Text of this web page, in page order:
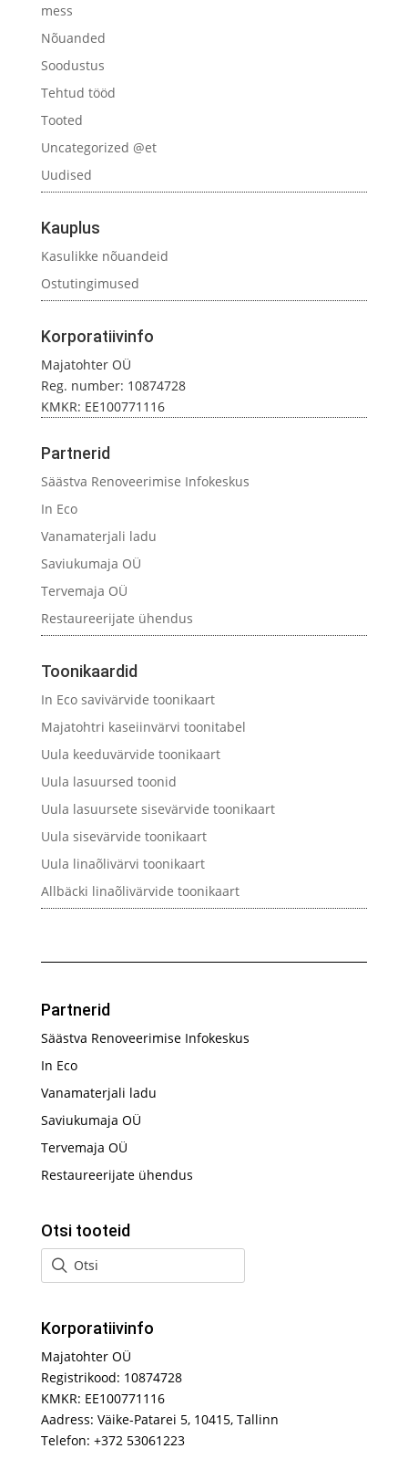
mess
Nõuanded
Soodustus
Tehtud tööd
Tooted
Uncategorized @et
Uudised
Kauplus
Kasulikke nõuandeid
Ostutingimused
Korporatiivinfo
Majatohter OÜ
Reg. number: 10874728
KMKR: EE100771116
Partnerid
Säästva Renoveerimise Infokeskus
In Eco
Vanamaterjali ladu
Saviukumaja OÜ
Tervemaja OÜ
Restaureerijate ühendus
Toonikaardid
In Eco savivärvide toonikaart
Majatohtri kaseiinvärvi toonitabel
Uula keeduvärvide toonikaart
Uula lasuursed toonid
Uula lasuursete sisevärvide toonikaart
Uula sisevärvide toonikaart
Uula linaõlivärvi toonikaart
Allbäcki linaõlivärvide toonikaart
Partnerid
Säästva Renoveerimise Infokeskus
In Eco
Vanamaterjali ladu
Saviukumaja OÜ
Tervemaja OÜ
Restaureerijate ühendus
Otsi tooteid
Korporatiivinfo
Majatohter OÜ
Registrikood: 10874728
KMKR: EE100771116
Aadress: Väike-Patarei 5, 10415, Tallinn
Telefon: +372 53061223